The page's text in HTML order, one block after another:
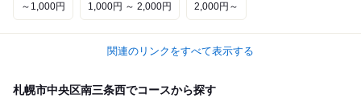
～1,000円 1,000円 ～ 2,000円 2,000円～
関連のリンクをすべて表示する
札幌市中央区南三条西でコースから探す